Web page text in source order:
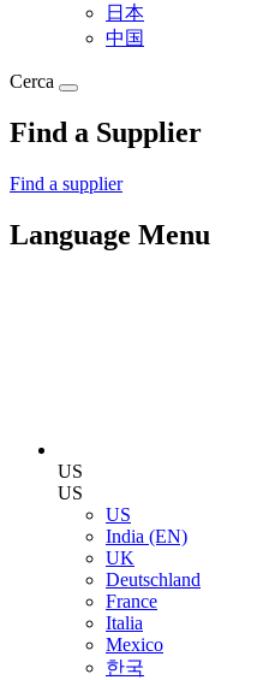
日本
中国
Cerca
Find a Supplier
Find a supplier
Language Menu
US
US
US
India (EN)
UK
Deutschland
France
Italia
Mexico
한국